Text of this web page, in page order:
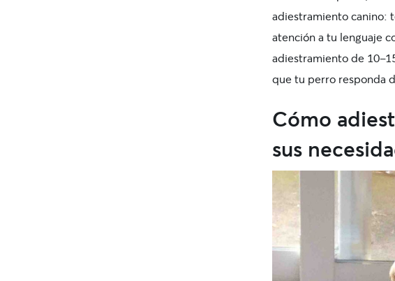
adiestramientocanino:
atención a tu lenguaje
adiestramientode 10-
que tu perro responda
Cómo
sus